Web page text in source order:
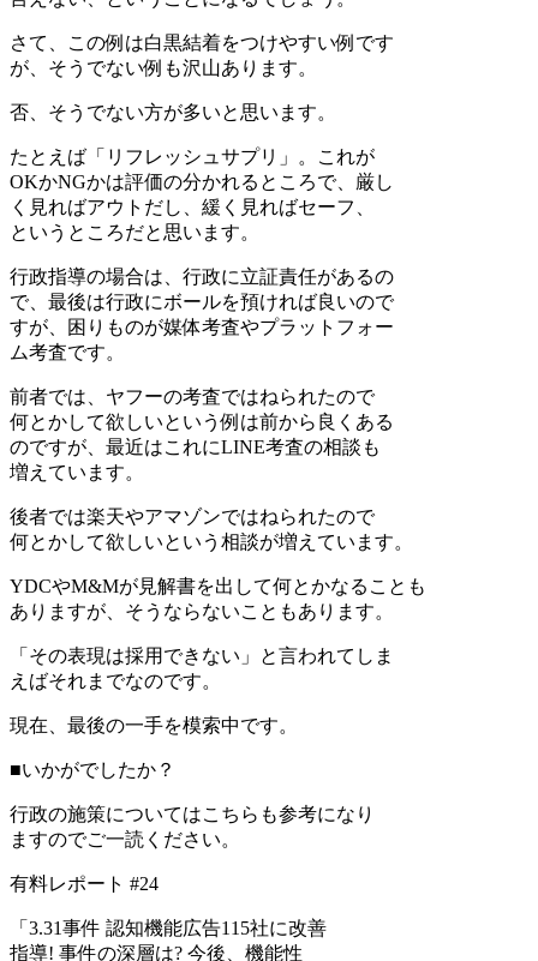
さて、この例は白黒結着をつけやすい例です
が、そうでない例も沢山あります。
否、そうでない方が多いと思います。
たとえば「リフレッシュサプリ」。これが
OKかNGかは評価の分かれるところで、厳し
く見ればアウトだし、緩く見ればセーフ、
というところだと思います。
行政指導の場合は、行政に立証責任があるの
で、最後は行政にボールを預ければ良いので
すが、困りものが媒体考査やプラットフォー
ム考査です。
前者では、ヤフーの考査ではねられたので
何とかして欲しいという例は前から良くある
のですが、最近はこれにLINE考査の相談も
増えています。
後者では楽天やアマゾンではねられたので
何とかして欲しいという相談が増えています。
YDCやM&Mが見解書を出して何とかなることも
ありますが、そうならないこともあります。
「その表現は採用できない」と言われてしま
えばそれまでなのです。
現在、最後の一手を模索中です。
■いかがでしたか？
行政の施策についてはこちらも参考になり
ますのでご一読ください。
有料レポート #24
「3.31事件 認知機能広告115社に改善
指導! 事件の深層は? 今後、機能性